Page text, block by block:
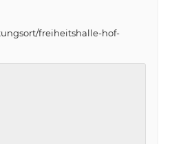
freiheitshalle-hof-